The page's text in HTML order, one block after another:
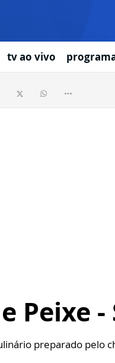
tv ao vivo
Peixe
preparado pelo